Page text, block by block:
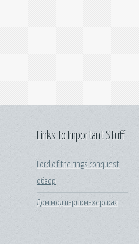
Links to Important Stuff
Lord of the rings conquest
обзор
Дом мод парикмахерская